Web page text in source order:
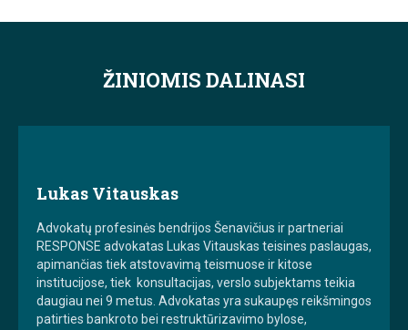
ŽINIOMIS DALINASI
Lukas Vitauskas
Advokatų profesinės bendrijos Šenavičius ir partneriai
RESPONSE advokatas Lukas Vitauskas teisines paslaugas,
apimančias tiek atstovavimą teismuose ir kitose
institucijose, tiek konsultacijas, verslo subjektams teikia
daugiau nei 9 metus. Advokatas yra sukaupęs reikšmingos
patirties bankroto bei restruktūrizavimo bylose,